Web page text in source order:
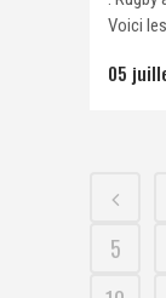
Voici
05
5